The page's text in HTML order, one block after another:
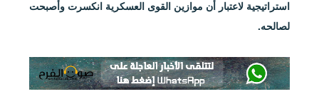
استراتيجية لاعتبار أن موازين القوى العسكرية انكسرت وأصبحت
لصالحه.